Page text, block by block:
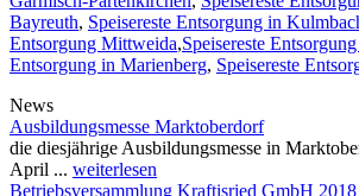
Bayreuth, Speisereste Entsorgung in
Entsorgung Mittweida,Speisereste
Entsorgung in Marienberg, Speisereste
News
Ausbildungsmesse Marktoberdorf
die diesjährige Ausbildungsmesse in
April ... weiterlesen
Betriebsversammlung Kraftisried GmbH 2018